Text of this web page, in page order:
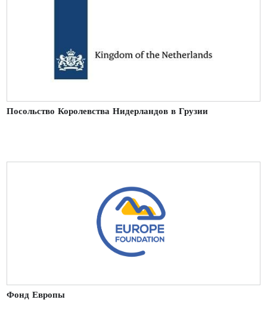
Посольство Королевства Нидерландов в Грузии
Фонд Европы